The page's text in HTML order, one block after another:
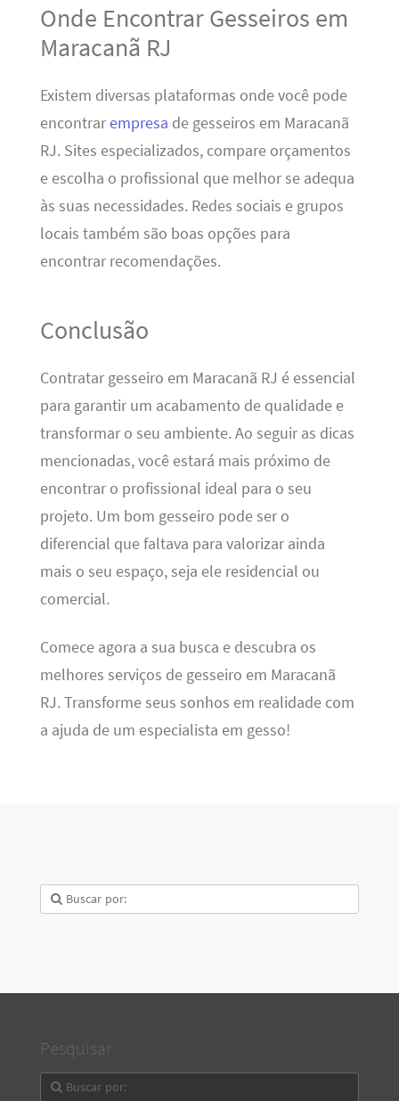
Onde Encontrar Gesseiros em
Maracanã RJ
Existem diversas plataformas onde você pode
encontrarempresa de gesseiros em Maracanã
RJ. Sites especializados, compare orçamentos
e escolha o profissional que melhor se adequa
às suas necessidades. Redes sociais e grupos
locais também são boas opções para
encontrar recomendações.
Conclusão
Contratar gesseiro em Maracanã RJ é essencial
para garantir um acabamento de qualidade e
transformar o seu ambiente. Ao seguir as dicas
mencionadas, você estará mais próximo de
encontrar o profissional ideal para o seu
projeto. Um bom gesseiro pode ser o
diferencial que faltava para valorizar ainda
mais o seu espaço, seja ele residencial ou
comercial.
Comece agora a sua busca e descubra os
melhores serviços de gesseiro em Maracanã
RJ. Transforme seus sonhos em realidade com
a ajuda de um especialista em gesso!
Pesquisar